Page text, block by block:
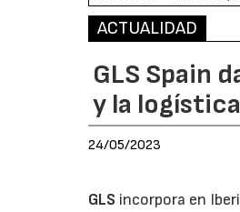
ACTUALIDAD
GLS Spain
y la
24/05/2023
GLS incorpora en